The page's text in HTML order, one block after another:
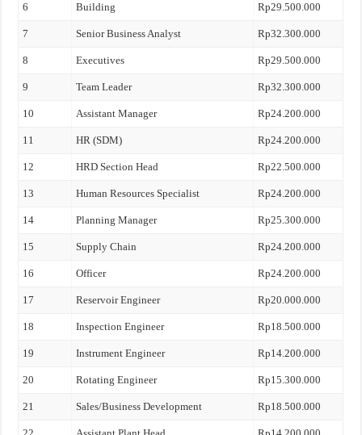
6 Building Rp29.500.000
7 Senior Business Analyst Rp32.300.000
8 Executives Rp29.500.000
9 Team Leader Rp32.300.000
10 Assistant Manager Rp24.200.000
11 HR (SDM) Rp24.200.000
12 HRD Section Head Rp22.500.000
13 Human Resources Specialist Rp24.200.000
14 Planning Manager Rp25.300.000
15 Supply Chain Rp24.200.000
16 Officer Rp24.200.000
17 Reservoir Engineer Rp20.000.000
18 Inspection Engineer Rp18.500.000
19 Instrument Engineer Rp14.200.000
20 Rotating Engineer Rp15.300.000
21 Sales/Business Development Rp18.500.000